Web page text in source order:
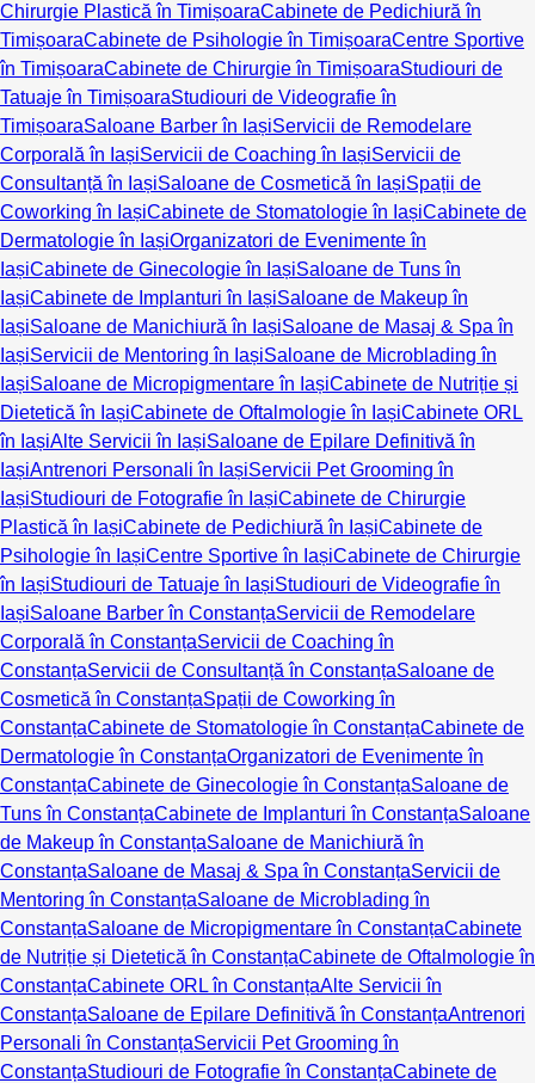
Chirurgie Plastică în TimișoaraCabinete de Pedichiură în
TimișoaraCabinete de Psihologie în TimișoaraCentre Sportive
în TimișoaraCabinete de Chirurgie în TimișoaraStudiouri de
Tatuaje în TimișoaraStudiouri de Videografie în
TimișoaraSaloane Barber în IașiServicii de Remodelare
Corporală în IașiServicii de Coaching în IașiServicii de
Consultanță în IașiSaloane de Cosmetică în IașiSpații de
Coworking în IașiCabinete de Stomatologie în IașiCabinete de
Dermatologie în IașiOrganizatori de Evenimente în
IașiCabinete de Ginecologie în IașiSaloane de Tuns în
IașiCabinete de Implanturi în IașiSaloane de Makeup în
IașiSaloane de Manichiură în IașiSaloane de Masaj & Spa în
IașiServicii de Mentoring în IașiSaloane de Microblading în
IașiSaloane de Micropigmentare în IașiCabinete de Nutriție și
Dietetică în IașiCabinete de Oftalmologie în IașiCabinete ORL
în IașiAlte Servicii în IașiSaloane de Epilare Definitivă în
IașiAntrenori Personali în IașiServicii Pet Grooming în
IașiStudiouri de Fotografie în IașiCabinete de Chirurgie
Plastică în IașiCabinete de Pedichiură în IașiCabinete de
Psihologie în IașiCentre Sportive în IașiCabinete de Chirurgie
în IașiStudiouri de Tatuaje în IașiStudiouri de Videografie în
IașiSaloane Barber în ConstanțaServicii de Remodelare
Corporală în ConstanțaServicii de Coaching în
ConstanțaServicii de Consultanță în ConstanțaSaloane de
Cosmetică în ConstanțaSpații de Coworking în
ConstanțaCabinete de Stomatologie în ConstanțaCabinete de
Dermatologie în ConstanțaOrganizatori de Evenimente în
ConstanțaCabinete de Ginecologie în ConstanțaSaloane de
Tuns în ConstanțaCabinete de Implanturi în ConstanțaSaloane
de Makeup în ConstanțaSaloane de Manichiură în
ConstanțaSaloane de Masaj & Spa în ConstanțaServicii de
Mentoring în ConstanțaSaloane de Microblading în
ConstanțaSaloane de Micropigmentare în ConstanțaCabinete
de Nutriție și Dietetică în ConstanțaCabinete de Oftalmologie în
ConstanțaCabinete ORL în ConstanțaAlte Servicii în
ConstanțaSaloane de Epilare Definitivă în ConstanțaAntrenori
Personali în ConstanțaServicii Pet Grooming în
ConstanțaStudiouri de Fotografie în ConstanțaCabinete de